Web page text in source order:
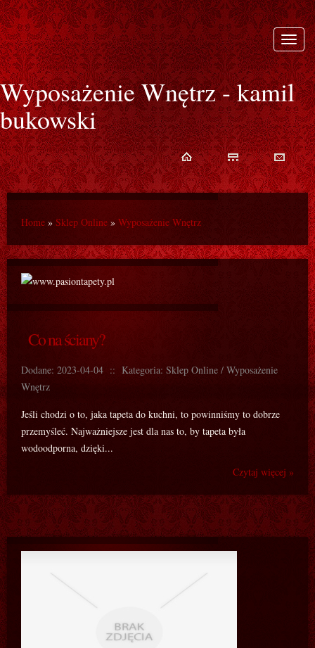
Wyposażenie Wnętrz - kamil
bukowski
Home » Sklep Online » Wyposażenie Wnętrz
Co na ściany?
Dodane: 2023-04-04 :: Kategoria: Sklep Online / Wyposażenie
Wnętrz
Jeśli chodzi o to, jaka tapeta do kuchni, to powinniśmy to dobrze
przemyśleć. Najważniejsze jest dla nas to, by tapeta była
wodoodporna, dzięki...
Czytaj więcej »